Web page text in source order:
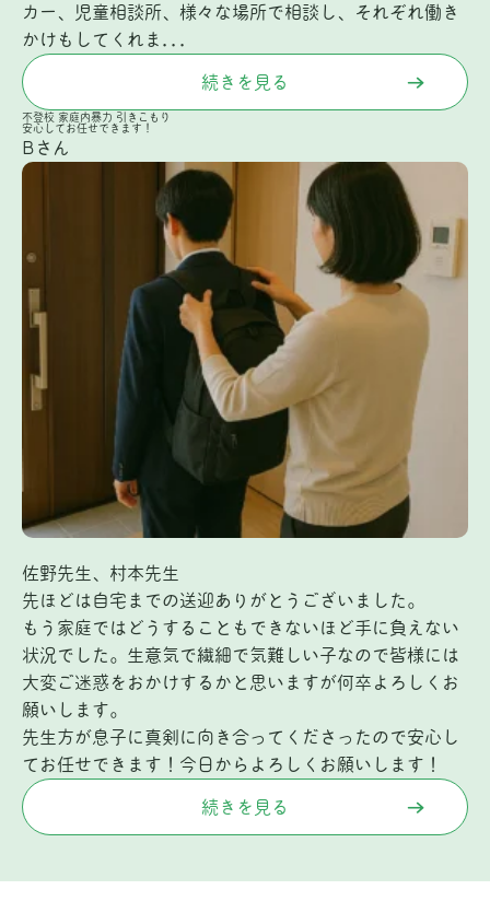
カー、児童相談所、様々な場所で相談し、それぞれ働き
かけもしてくれま...
続きを見る
不登校 家庭内暴力 引きこもり
安心してお任せできます！
Bさん
佐野先生、村本先生
先ほどは自宅までの送迎ありがとうございました。
もう家庭ではどうすることもできないほど手に負えない
状況でした。生意気で繊細で気難しい子なので皆様には
大変ご迷惑をおかけするかと思いますが何卒よろしくお
願いします。
先生方が息子に真剣に向き合ってくださったので安心し
てお任せできます！今日からよろしくお願いします！
続きを見る